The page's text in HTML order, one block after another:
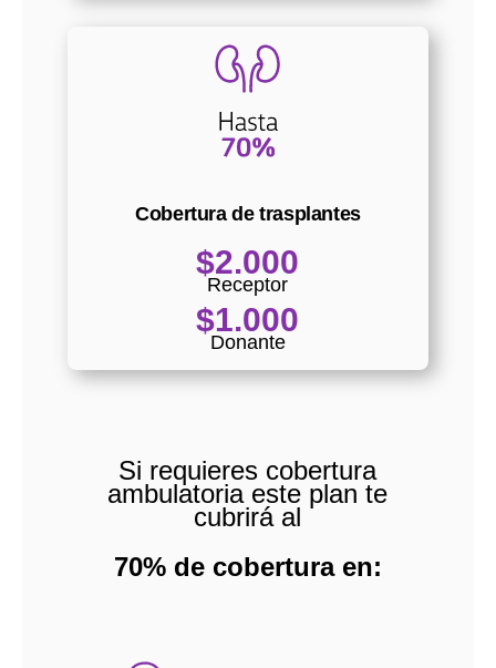
Cobertura de trasplantes
$2.000
Receptor
$1.000
Donante
Si requieres cobertura
ambulatoria este plan te
cubrirá al
70% de cobertura en: